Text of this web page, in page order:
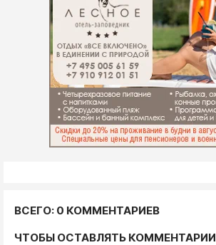
ВСЕГО: 0 КОММЕНТАРИЕВ
ЧТОБЫ ОСТАВЛЯТЬ КОММЕНТАРИИ